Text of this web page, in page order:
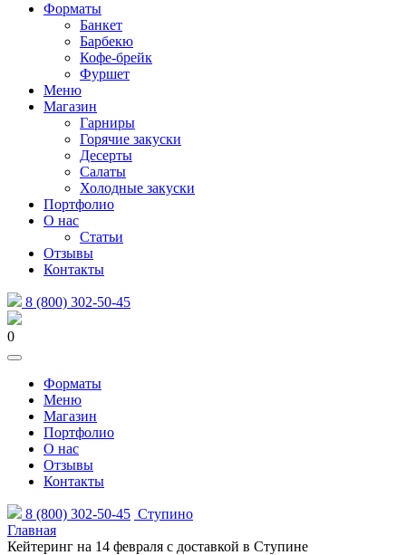
Форматы
Банкет
Барбекю
Кофе-брейк
Фуршет
Меню
Магазин
Гарниры
Горячие закуски
Десерты
Салаты
Холодные закуски
Портфолио
О нас
Статьи
Отзывы
Контакты
8 (800) 302-50-45
0
Форматы
Меню
Магазин
Портфолио
О нас
Отзывы
Контакты
8 (800) 302-50-45 Ступино
Главная
Кейтеринг на 14 февраля с доставкой в Ступине